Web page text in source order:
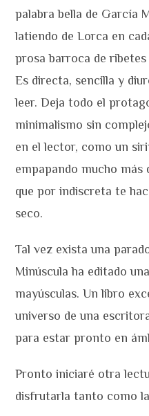
palabra bella de García
latiendo de Lorca en
prosa barroca de
Es directa, sencilla y
leer. Deja todo el
minimalismo sin
en el lector, como un
empapando mucho más
que por indiscreta te
seco.
Tal vez exista una
Minúscula ha editado
mayúsculas. Un libro
universo de una
para estar pronto en
Pronto iniciaré otra
disfrutarla tanto como